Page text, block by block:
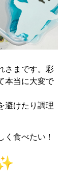
まです。 彩
本当に大変で
避けたり調理
食べたい！